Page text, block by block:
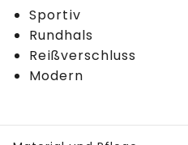
Sportiv
Rundhals
Reißverschluss
Modern